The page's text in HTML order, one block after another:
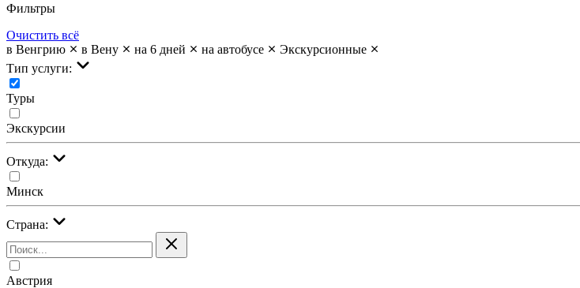
Фильтры
Очистить всё
в Венгрию
в Вену на 6 дней на автобусе
Экскурсионные
Тип услуги:
Туры
Экскурсии
Откуда:
Минск
Страна:
Австрия